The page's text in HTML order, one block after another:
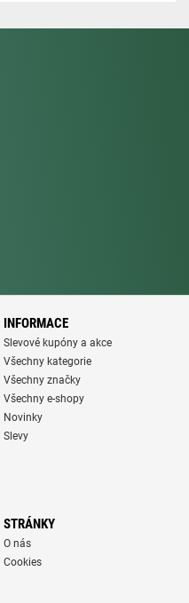
INFORMACE
Slevové kupóny a akce
Všechny kategorie
Všechny značky
Všechny e-shopy
Novinky
Slevy
STRÁNKY
O nás
Cookies